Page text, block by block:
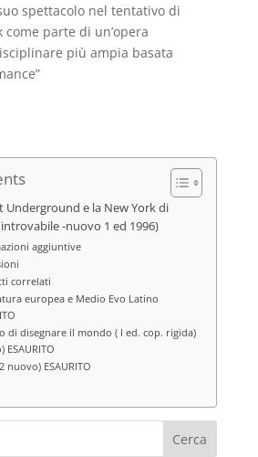
spettacolo nel tentativo di
come parte di un’opera
più ampia basata
Underground e la New York di
-nuovo 1 ed 1996)
aggiuntive
correlati
europea e Medio Evo Latino
di disegnare il mondo ( I ed. cop. rigida)
ESAURITO
nuovo) ESAURITO